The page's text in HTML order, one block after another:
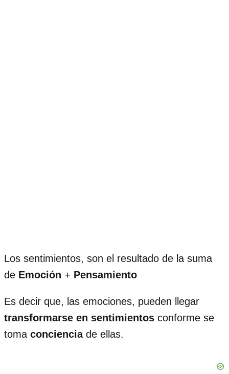
Los sentimientos, son el resultado de la suma
de Emoción + Pensamiento
Es decir que, las emociones, pueden llegar
transformarse en sentimientos conforme se
toma concienciade ellas.